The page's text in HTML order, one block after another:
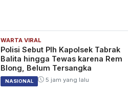
WARTA VIRAL
Polisi Sebut Plh Kapolsek Tabrak
Balita hingga Tewas karena Rem
Blong, Belum Tersangka
NASIONAL 5 jam yang lalu